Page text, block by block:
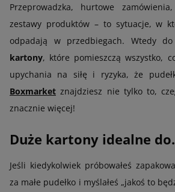
Przeprowadzka, hurtowe
zestawy produktów – to sytuacje, w
odpadają w przedbiegach. Wtedy
kartony, które pomieszczą wszystko,
upychania na siłę i ryzyka, że
Boxmarket znajdziesz nie tylko to,
znacznie więcej!
Duże kartony idealne
Jeśli kiedykolwiek próbowałeś
za małe pudełko i myślałeś „jakoś to